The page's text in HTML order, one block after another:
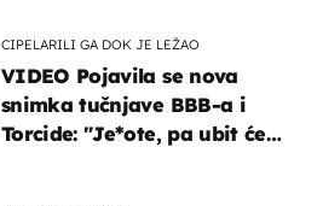
CIPELARILI GA DOK JE LEŽAO
VIDEO Pojavila se nova
snimka tučnjave BBB-a i
Torcide: "Je*ote, pa ubit će